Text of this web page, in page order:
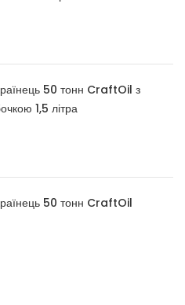
50 тонн CraftOil з
1,5 літра
50 тонн CraftOil